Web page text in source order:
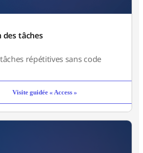
tâches
répétitives sans code
Visite guidée « Access »